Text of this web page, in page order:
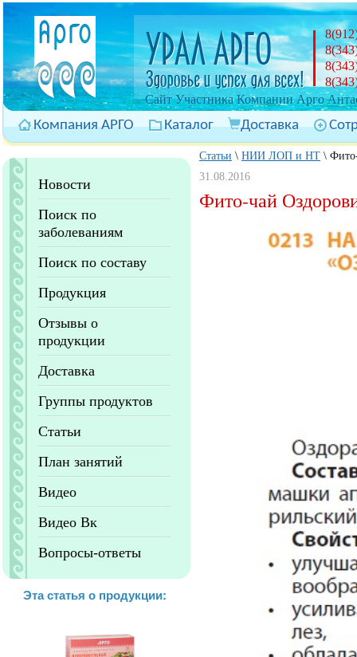
Cайт Участника Компании Арго
Компания АРГО Каталог Доставка
Новости
Поиск по
заболеваниям
Поиск по составу
Продукция
Отзывы о
продукции
Доставка
Группы продуктов
Статьи
План занятий
Видео
Видео Вк
Вопросы-ответы
Эта статья о продукции:
Статьи \ НИИ ЛОП и НТ \
31.08.2016
Фито-чай